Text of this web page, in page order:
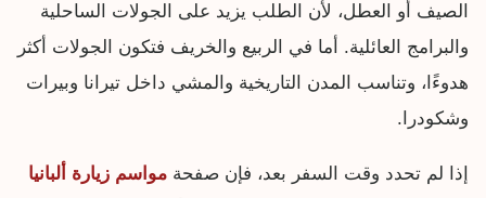
الصيف أو العطل، لأن الطلب يزيد على الجولات الساحلية
والبرامج العائلية. أما في الربيع والخريف فتكون الجولات أكثر
هدوءًا، وتناسب المدن التاريخية والمشي داخل تيرانا وبيرات
وشكودرا.
إذا لم تحدد وقت السفر بعد، فإن صفحة مواسم زيارة ألبانيا